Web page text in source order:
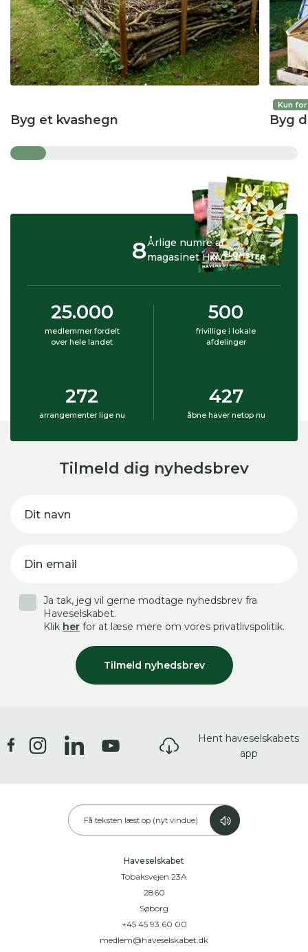
Byg et kvashegn
Kun
Byg
Årlige numre af
magasinet HAVEN
8
25.000
medlemmer fordelt
over hele landet
500
frivillige i lokale
afdelinger
272
arrangementer lige nu
427
åbne haver netop nu
Tilmeld dig nyhedsbrev
Dit navn
Din email
Tilmeld nyhedsbrev
Ja tak, jeg vil gerne modtage nyhedsbrev fra
Haveselskabet.
Klik her for at læse mere om vores privatlivspolitik.
Hent haveselskabets
app
Få teksten læst op (nyt vindue)
Haveselskabet
Tobaksvejen 23A
2860
Søborg
+45 45 93 60 00
medlem@haveselskabet.dk